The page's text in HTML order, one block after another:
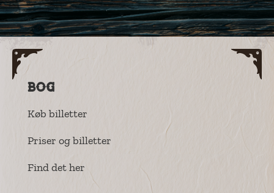
Bog
Køb billetter
Priser og billetter
Find det her